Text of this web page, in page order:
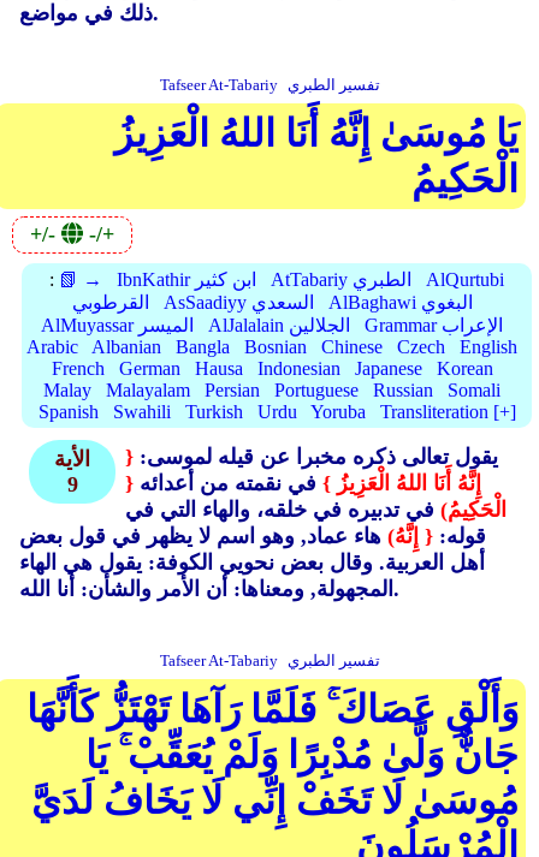
ذلك في مواضع.
Tafseer At-Tabariy تفسير الطبري
يَا مُوسَىٰ إِنَّهُ أَنَا اللهُ الْعَزِيزُ
الْحَكِيمُ
+/- -/+
: 📗 → IbnKathir ابن كثير AtTabariy الطبري
AlQurtubi
القرطوبي
AsSaadiyy السعدي
AlBaghawi البغوي
AlMuyassar الميسر
AlJalalain الجلالين
Grammar الإعراب
Arabic
Albanian Bangla Bosnian Chinese Czech
English
French
German Hausa Indonesian Japanese
Korean
Malay
Malayalam Persian Portuguese Russian
Somali
Spanish
Swahili Turkish Urdu Yoruba Transliteration [+]
الأية
9
يقول تعالى ذكره مخبرا عن قيله لموسى: {
إِنَّهُ أَنَا اللهُ الْعَزِيزُ } في نقمته من أعدائه {
الْحَكِيمُ) في تدبيره في خلقه، والهاء التي في
قوله: { إِنَّهُ) هاء عماد, وهو اسم لا يظهر في قول بعض
أهل العربية. وقال بعض نحويي الكوفة: يقول هي الهاء
المجهولة, ومعناها: أن الأمر والشأن: أنا الله.
Tafseer At-Tabariy تفسير الطبري
وَأَلْقِ عَصَاكَ ۚ فَلَمَّا رَآهَا تَهْتَزُّ كَأَنَّهَا
جَانٌّ وَلَّىٰ مُدْبِرًا وَلَمْ يُعَقِّبْ ۚ يَا
مُوسَىٰ لَا تَخَفْ إِنِّي لَا يَخَافُ لَدَيَّ
الْمُرْسَلُونَ